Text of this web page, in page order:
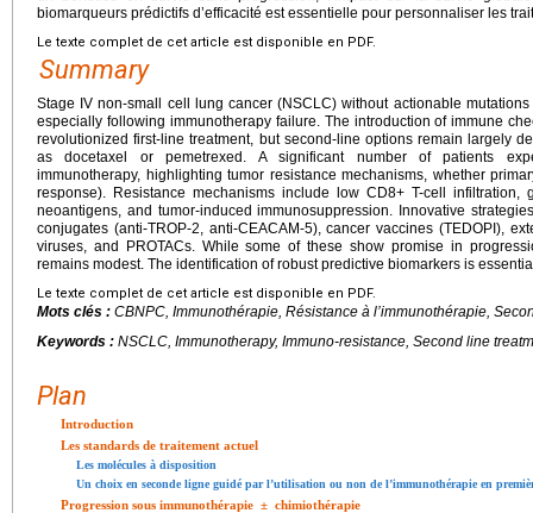
biomarqueurs prédictifs d’efficacité est essentielle pour personnaliser les
Le texte complet de cet article est disponible en PDF.
Summary
Stage IV non-small cell lung cancer (NSCLC) without actionable
especially following immunotherapy failure. The introduction of immune
revolutionized first-line treatment, but second-line options remain largely
as docetaxel or pemetrexed. A significant number of patients
immunotherapy, highlighting tumor resistance mechanisms, whether
response). Resistance mechanisms include low CD8+ T-cell infiltration,
neoantigens, and tumor-induced immunosuppression. Innovative
conjugates (anti-TROP-2, anti-CEACAM-5), cancer vaccines (TEDOPI),
viruses, and PROTACs. While some of these show promise in
remains modest. The identification of robust predictive biomarkers is
Le texte complet de cet article est disponible en PDF.
Mots clés : CBNPC, Immunothérapie, Résistance à l’immunothérapie,
Keywords : NSCLC, Immunotherapy, Immuno-resistance, Second line
Plan
Introduction
Les standards de traitement actuel
Les molécules à disposition
Un choix en seconde ligne guidé par l’utilisation ou non de l’immunothérapie en
Progression sous immunothérapie ± chimiothérapie